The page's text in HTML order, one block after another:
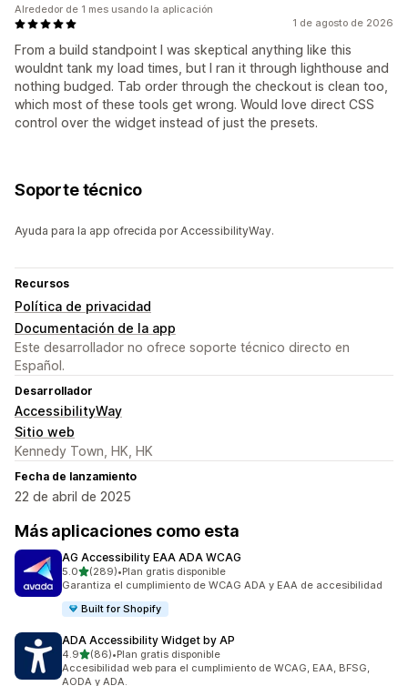
1 de agosto de 2026
From a build standpoint I was skeptical anything like this
wouldnt tank my load times, but I ran it through lighthouse and
nothing budged. Tab order through the checkout is clean too,
which most of these tools get wrong. Would love direct CSS
control over the widget instead of just the presets.
Alrededor de 1 mes usando la aplicación
Soporte técnico
Ayuda para la app ofrecida por AccessibilityWay.
Recursos
Política de privacidad
Documentación de la app
Este desarrollador no ofrece soporte técnico directo en
Español.
Desarrollador
AccessibilityWay
Sitio web
Kennedy Town, HK, HK
Fecha de lanzamiento
22 de abril de 2025
Más aplicaciones como esta
AG Accessibility EAA ADA WCAG
5.0de 5 estrellas
(289)
289 reseñas en total
•Plan gratis disponible
Garantiza el cumplimiento de WCAG ADA y EAA de accesibilidad
Built for Shopify
ADA Accessibility Widget by AP
4.9de 5 estrellas
(86)
86 reseñas en total
•Plan gratis disponible
Accesibilidad web para el cumplimiento de WCAG, EAA, BFSG,
AODA y ADA.